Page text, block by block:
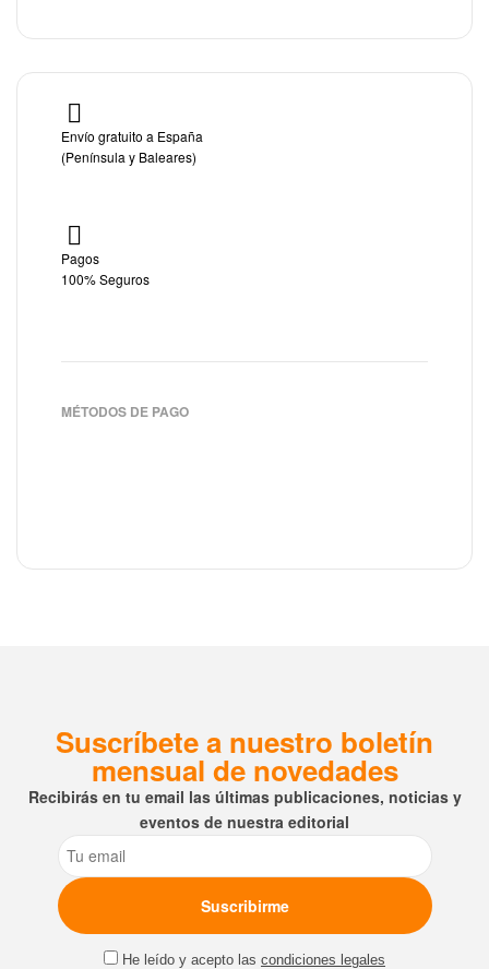
Envío gratuito a España
(Península y Baleares)
Pagos
100% Seguros
MÉTODOS DE PAGO
Suscríbete a nuestro boletín
mensual de novedades
Recibirás en tu email las últimas publicaciones, noticias y
eventos de nuestra editorial
Email
He leído y acepto las condiciones legales